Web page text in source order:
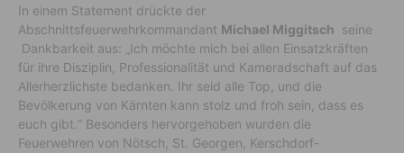
In einem Statement drückte der
Abschnittsfeuerwehrkommandant Michael Miggitsch seine
Dankbarkeit aus: „Ich möchte mich bei allen Einsatzkräften
für ihre Disziplin, Professionalität und Kameradschaft auf das
Allerherzlichste bedanken. Ihr seid alle Top, und die
Bevölkerung von Kärnten kann stolz und froh sein, dass es
euch gibt.“ Besonders hervorgehoben wurden die
Feuerwehren von Nötsch, St. Georgen, Kerschdorf-